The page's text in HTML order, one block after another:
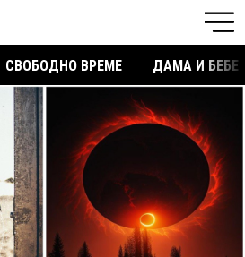
СВОБОДНО ВРЕМЕ ДАМА И БЕБЕ